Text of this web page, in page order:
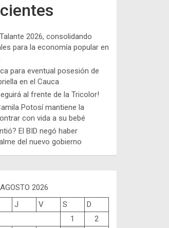
2026, consolidando
para la economía popular en
para eventual posesión de
en el Cauca
al frente de la Tricolor!
Potosí mantiene la
con vida a su bebé
El BID negó haber
del nuevo gobierno
AGOSTO 2026
J V S
D
1
2